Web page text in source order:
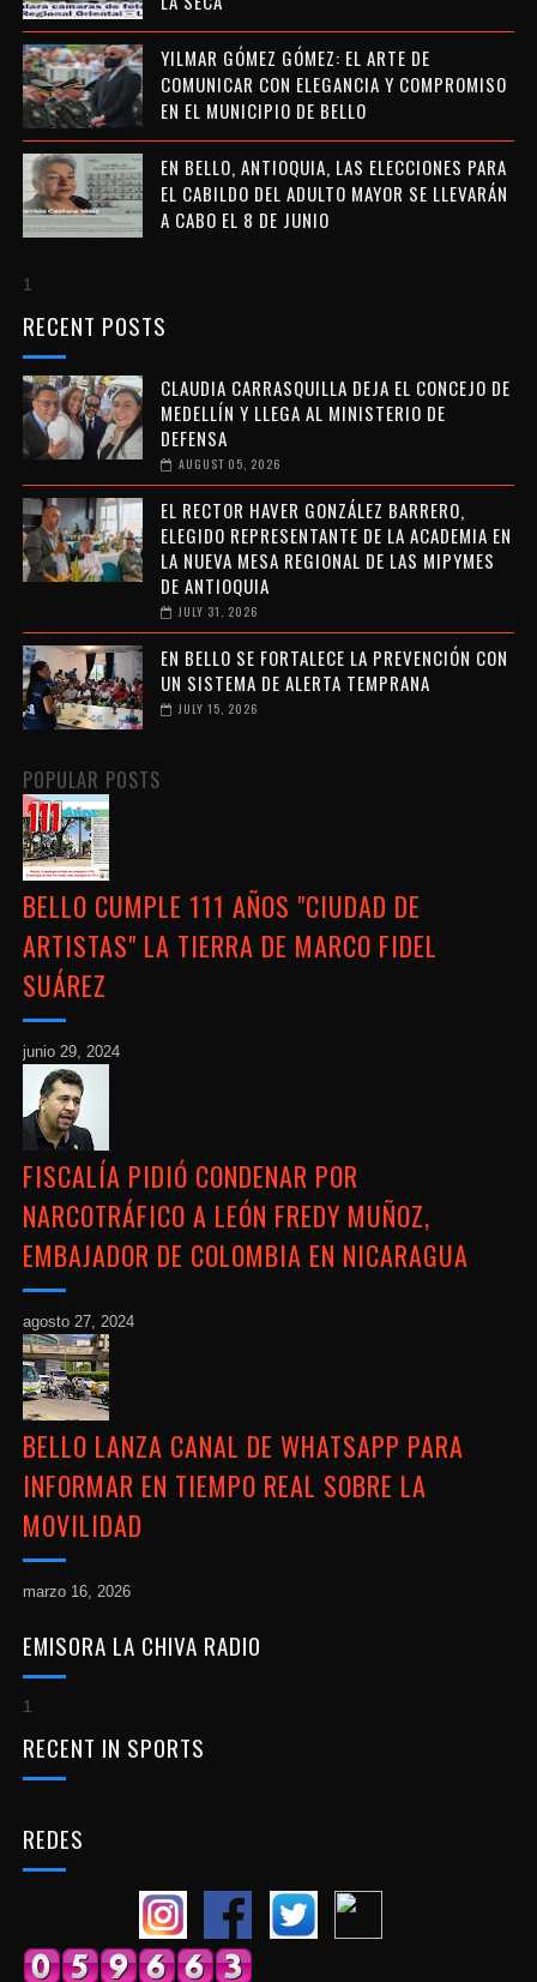
YILMAR GÓMEZ GÓMEZ: EL ARTE DE
COMUNICAR CON ELEGANCIA Y COMPROMISO
EN EL MUNICIPIO DE BELLO
EN BELLO, ANTIOQUIA, LAS ELECCIONES PARA
EL CABILDO DEL ADULTO MAYOR SE LLEVARÁN
A CABO EL 8 DE JUNIO
1
RECENT POSTS
CLAUDIA CARRASQUILLA DEJA EL CONCEJO DE
MEDELLÍN Y LLEGA AL MINISTERIO DE
DEFENSA
AUGUST 05, 2026
EL RECTOR HAVER GONZÁLEZ BARRERO,
ELEGIDO REPRESENTANTE DE LA ACADEMIA EN
LA NUEVA MESA REGIONAL DE LAS MIPYMES
DE ANTIOQUIA
JULY 31, 2026
EN BELLO SE FORTALECE LA PREVENCIÓN CON
UN SISTEMA DE ALERTA TEMPRANA
JULY 15, 2026
POPULAR POSTS
BELLO CUMPLE 111 AÑOS "CIUDAD DE
ARTISTAS" LA TIERRA DE MARCO FIDEL
SUÁREZ
junio 29, 2024
FISCALÍA PIDIÓ CONDENAR POR
NARCOTRÁFICO A LEÓN FREDY MUÑOZ,
EMBAJADOR DE COLOMBIA EN NICARAGUA
agosto 27, 2024
BELLO LANZA CANAL DE WHATSAPP PARA
INFORMAR EN TIEMPO REAL SOBRE LA
MOVILIDAD
marzo 16, 2026
EMISORA LA CHIVA RADIO
1
RECENT IN SPORTS
REDES